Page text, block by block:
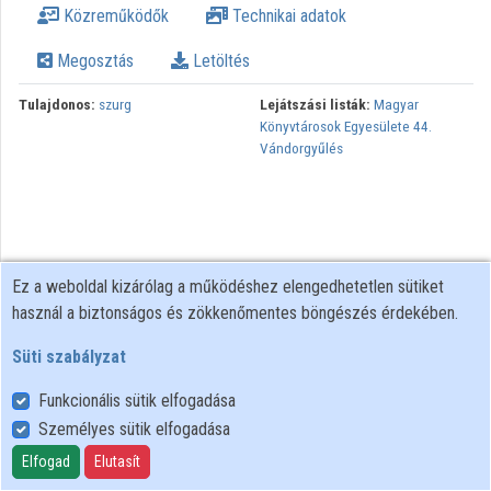
Közreműködők Technikai adatok
Megosztás Letöltés
Tulajdonos: szurg Lejátszási listák: Magyar
Könyvtárosok Egyesülete 44.
Vándorgyűlés
Felhasználói szabályzat
Adatkezelési tájékoztató
Süti szabályzat
Ez a weboldal kizárólag a működéshez elengedhetetlen sütiket
használ a biztonságos és zökkenőmentes böngészés érdekében.
Süti szabályzat
Funkcionális sütik elfogadása
Személyes sütik elfogadása
Elfogad Elutasít